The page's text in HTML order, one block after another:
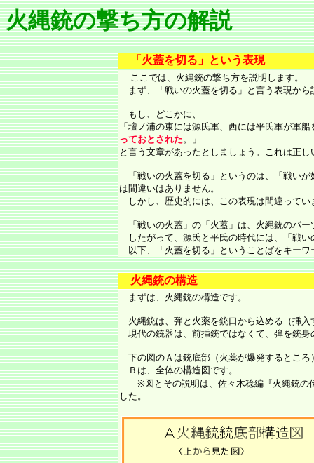
火縄銃の撃ち方の解説
「火蓋を切る」という表現
ここでは、火縄銃の撃ち方を説明します。
まず、「戦いの火蓋を切る」と言う表現から
もし、どこかに、
「壇ノ浦の東には源氏軍、西には平氏軍が軍
っておとされた。」
と言う文章があったとしましょう。これは正
「戦いの火蓋を切る」というのは、「戦い
は間違いはありません。
しかし、歴史的には、この表現は間違ってい
「戦いの火蓋」の「火蓋」は、火縄銃のパー
したがって、源氏と平氏の時代には、「戦
以下、「火蓋を切る」ということばをキー
火縄銃の構造
まずは、火縄銃の構造です。
火縄銃は、弾と火薬を銃口から込める（挿入
現代の銃器は、前挿銃ではなくて、弾を銃身
下の図のＡは銃底部（火薬が爆発するところ
Ｂは、全体の構造図です。
※図とその説明は、佐々木稔編『火縄銃の
した。